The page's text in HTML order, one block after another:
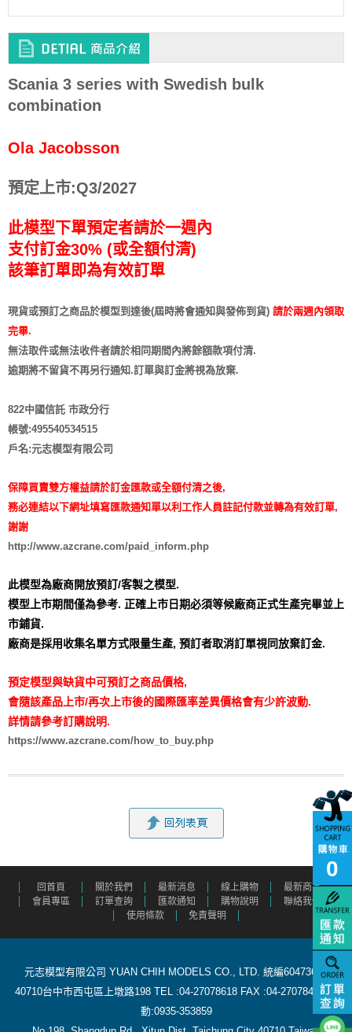
Scania 3 series with Swedish bulk
combination
Ola Jacobsson
預定上市:Q3/2027
此模型下單預定者請於一週內
支付訂金30% (或全額付清)
該筆訂單即為有效訂單
現貨或預訂之商品於模型到達後(屆時將會通知與發佈到貨) 請於兩週內領取
完畢.
無法取件或無法收件者請於相同期間內將餘額款項付清.
逾期將不留貨不再另行通知.訂單與訂金將視為放棄.
822中國信託 市政分行
帳號:495540534515
戶名:元志模型有限公司
保障買賣雙方權益請於訂金匯款或全額付清之後,
務必連結以下網址填寫匯款通知單以利工作人員註記付款並轉為有效訂單,
謝謝
http://www.azcrane.com/paid_inform.php
此模型為廠商開放預訂/客製之模型.
模型上市期間僅為參考. 正確上市日期必須等候廠商正式生產完畢並上
市鋪貨.
廠商是採用收集名單方式限量生產, 預訂者取消訂單視同放棄訂金.
預定模型與缺貨中可預訂之商品價格,
會隨該產品上市/再次上市後的國際匯率差異價格會有少許波動.
詳情請參考訂購說明.
https://www.azcrane.com/how_to_buy.php
回首頁 關於我們 最新消息 線上購物
最新商品
會員專區
訂單查詢 匯款通知 購物說明
聯絡我們
使用條款
免責聲明
元志模型有限公司 YUAN CHIH MODELS CO., LTD. 統編60473615
40710台中市西屯區上墩路198 TEL :04-27078618 FAX :04-27078488 行
動:0935-353859
0